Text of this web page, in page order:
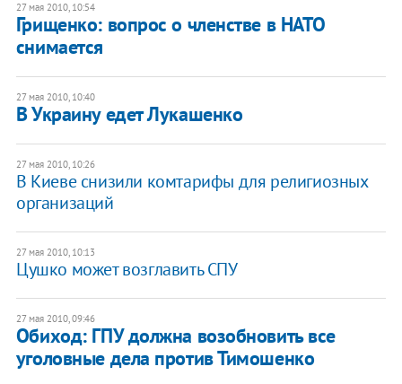
27 мая 2010, 10:54
Грищенко: вопрос о членстве в НАТО
снимается
27 мая 2010, 10:40
В Украину едет Лукашенко
27 мая 2010, 10:26
В Киеве снизили комтарифы для религиозных
организаций
27 мая 2010, 10:13
Цушко может возглавить СПУ
27 мая 2010, 09:46
Обиход: ГПУ должна возобновить все
уголовные дела против Тимошенко